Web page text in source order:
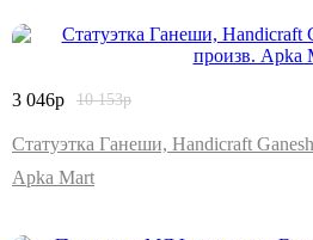
3 046р 10 153р
Статуэтка Ганеши, Handicraft
Apka Mart